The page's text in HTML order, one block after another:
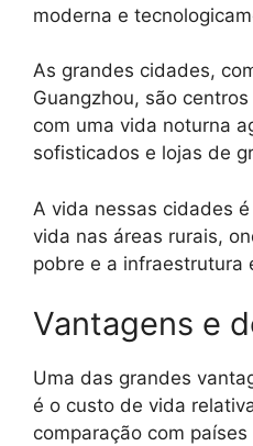
moderna e
As grandes cidades,
Guangzhou, são
com uma vida noturna
sofisticados e lojas de
A vida nessas cidades
vida nas áreas rurais,
pobre e a infraestrutura
Vantagens e
Uma das grandes
é o custo de vida
comparação com